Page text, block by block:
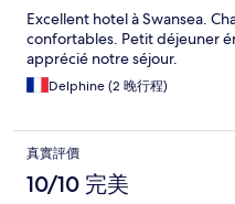
Excellent hotel à Swansea.
confortables. Petit déjeuner
apprécié notre séjour.
Delphine (2 晚行程)
真實評價
10/10 完美